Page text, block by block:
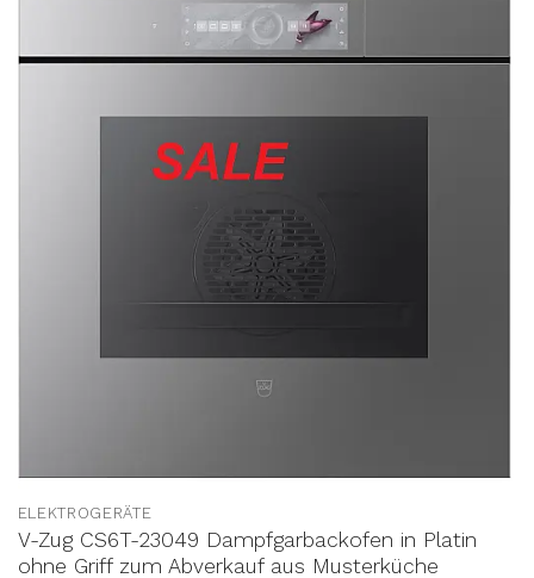
ELEKTROGERÄTE
V-Zug CS6T-23049 Dampfgarbackofen in Platin
ohne Griff zum Abverkauf aus Musterküche